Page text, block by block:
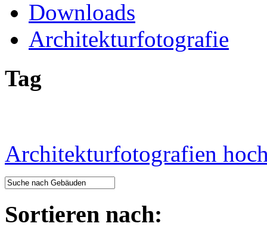
Downloads
Architekturfotografie
Tag
Architekturfotografien
Sortieren nach: